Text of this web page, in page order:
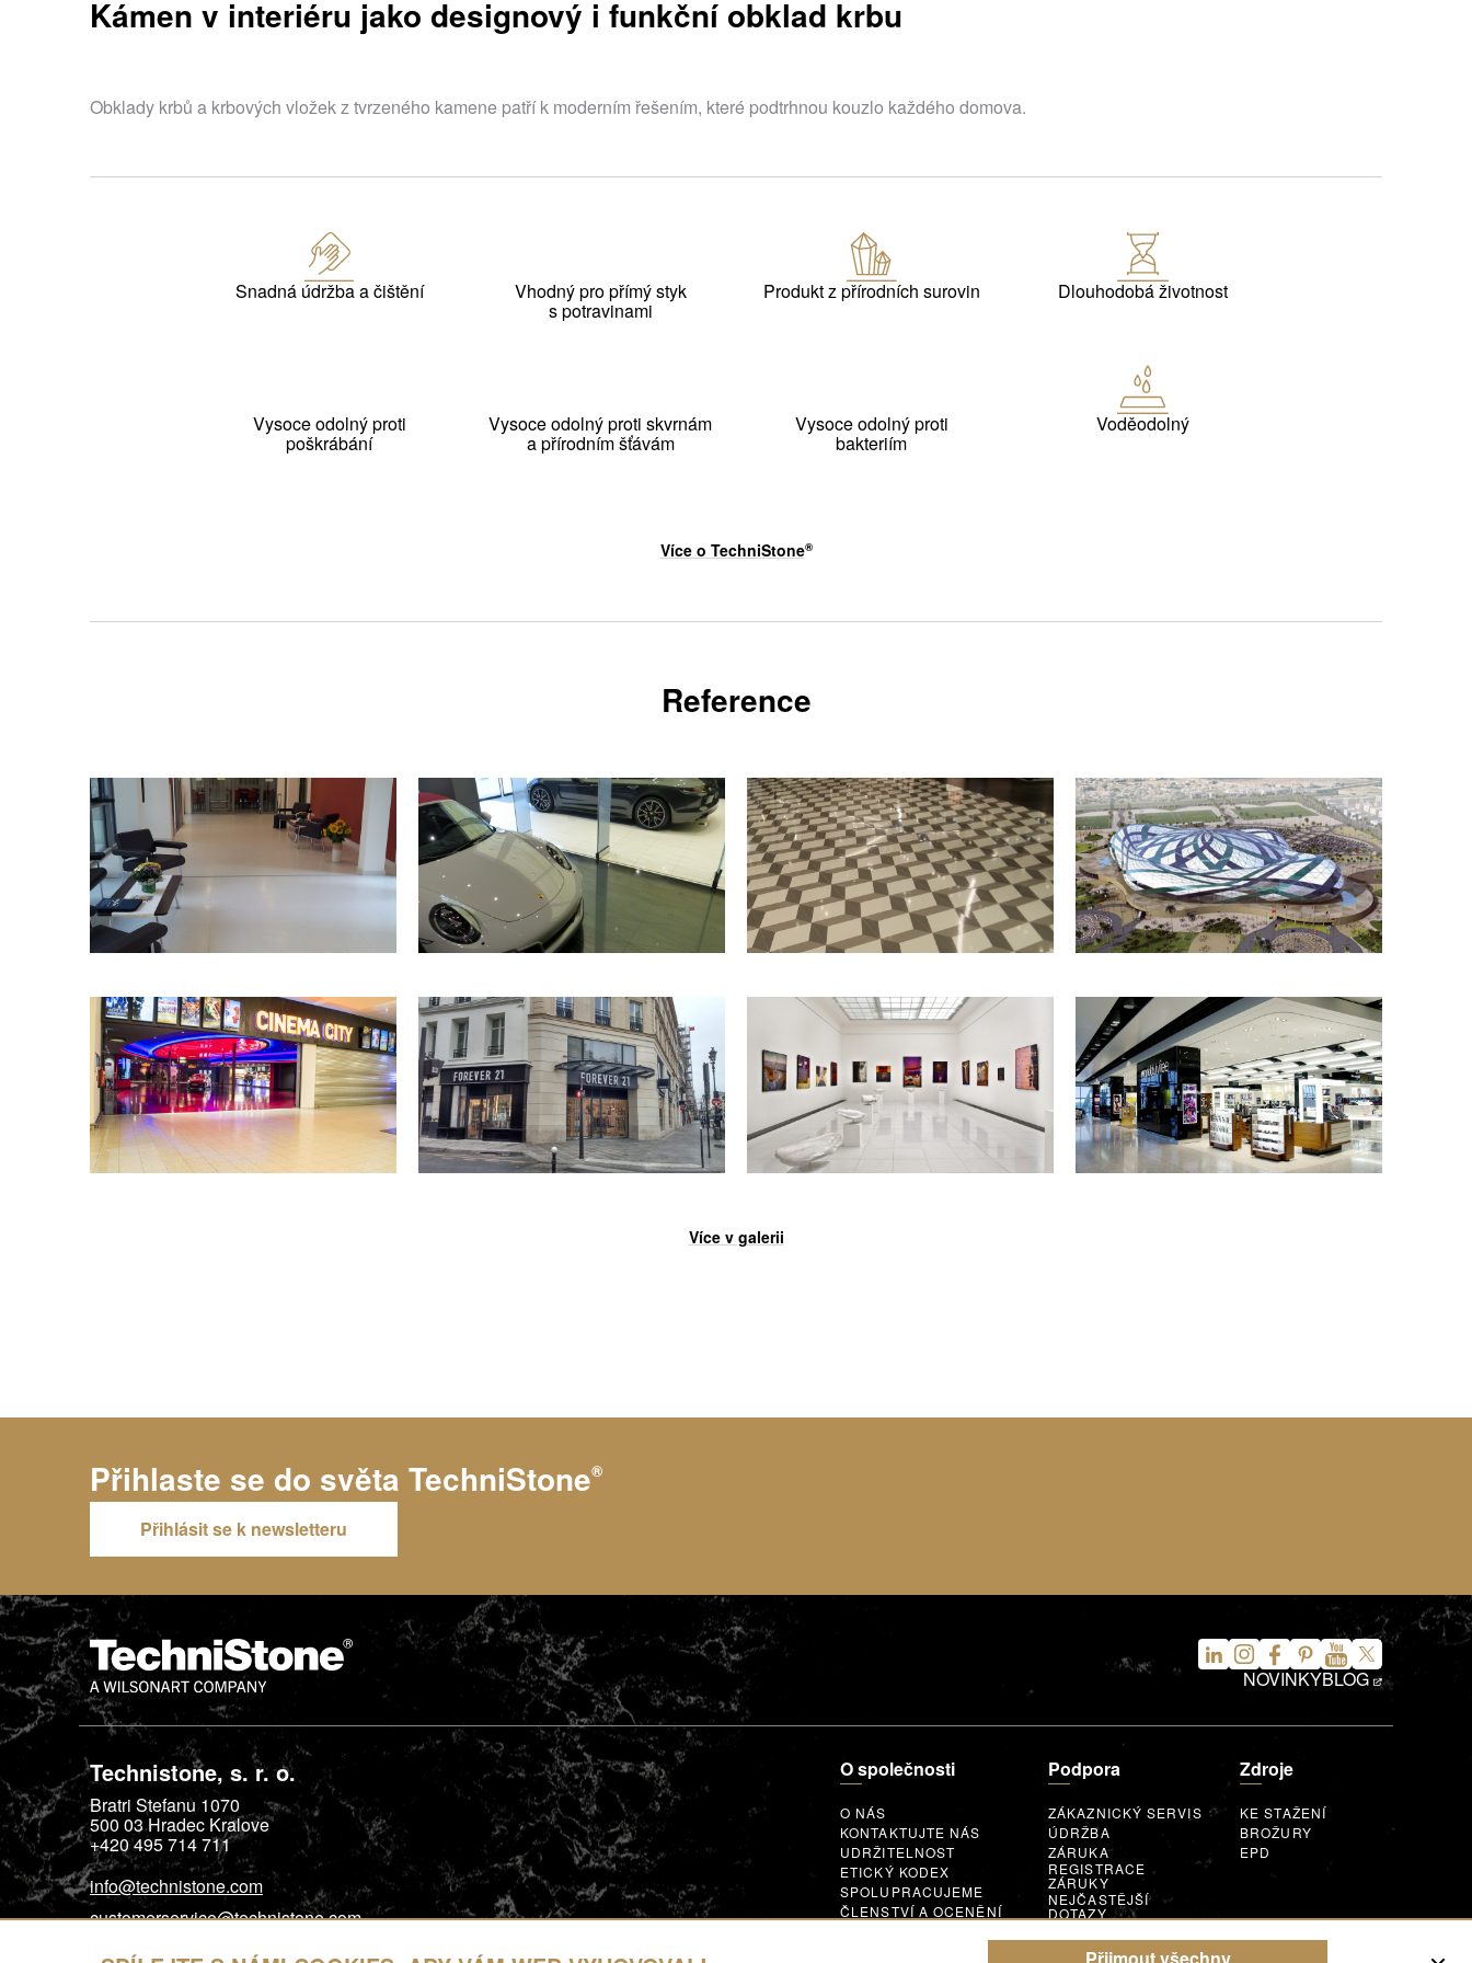
Kámen v interiéru jako designový i funkční obklad krbu
Obklady krbů a krbových vložek z tvrzeného kamene patří k moderním řešením, které podtrhnou kouzlo každého domova.
Snadná údržba a čištění Vhodný pro přímý styk
s potravinami
Produkt z přírodních surovin Dlouhodobá životnost
Vysoce odolný proti
poškrábání
Vysoce odolný proti skvrnám
a přírodním šťávám
Vysoce odolný proti
bakteriím
Voděodolný
Více o TechniStone®
Reference
Různé barvy Různé barvy Různé barvy
Více v galerii
Přihlaste se do světa TechniStone®
Přihlásit se k newsletteru
NOVINKYBLOG
Technistone, s. r. o.
Bratri Stefanu 1070
500 03 Hradec Kralove
+420 495 714 711
info@technistone.com
customerservice@technistone.com
O společnosti
O NÁS
KONTAKTUJTE NÁS
UDRŽITELNOST
ETICKÝ KODEX
SPOLUPRACUJEME
ČLENSTVÍ A OCENĚNÍ
Podpora
ZÁKAZNICKÝ SERVIS
ÚDRŽBA
ZÁRUKA
REGISTRACE
ZÁRUKY
NEJČASTĚJŠÍ
DOTAZY
FORMULÁŘ
Zdroje
KE STAŽENÍ
BROŽURY
EPD
REALITA